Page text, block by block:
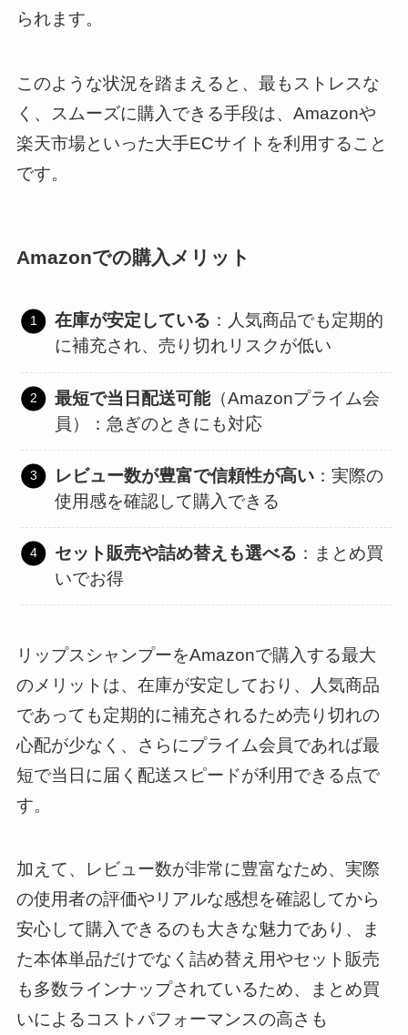
られます。
このような状況を踏まえると、最もストレスな
く、スムーズに購入できる手段は、Amazonや
楽天市場といった大手ECサイトを利用すること
です。
Amazonでの購入メリット
在庫が安定している ：人気商品でも定期的
に補充され、売り切れリスクが低い
最短で当日配送可能（Amazonプライム会
員）：急ぎのときにも対応
レビュー数が豊富で信頼性が高い ：実際の
使用感を確認して購入できる
セット販売や詰め替えも選べる ：まとめ買
いでお得
リップスシャンプーをAmazonで購入する最大
のメリットは、在庫が安定しており、人気商品
であっても定期的に補充されるため売り切れの
心配が少なく、さらにプライム会員であれば最
短で当日に届く配送スピードが利用できる点で
す。
加えて、レビュー数が非常に豊富なため、実際
の使用者の評価やリアルな感想を確認してから
安心して購入できるのも大きな魅力であり、ま
た本体単品だけでなく詰め替え用やセット販売
も多数ラインナップされているため、まとめ買
いによるコストパフォーマンスの高さも